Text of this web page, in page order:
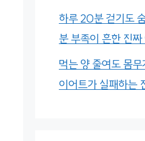
하루 20분 걷기도
분 부족이 흔한 진짜
먹는 양 줄여도 몸
이어트가 실패하는